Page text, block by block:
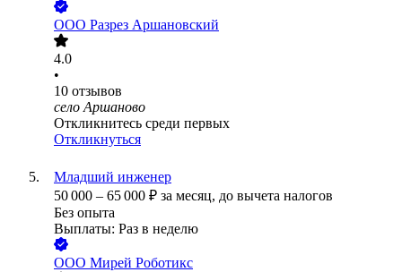
ООО Разрез Аршановский
4.0
•
10 отзывов
село Аршаново
Откликнитесь среди первых
Откликнуться
Младший инженер
50 000 – 65 000 ₽ за месяц, до вычета налогов
Без опыта
Выплаты: Раз в неделю
ООО Мирей Роботикс